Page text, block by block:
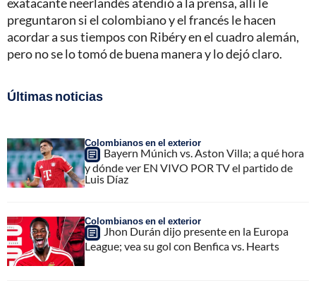
preguntaron si el colombiano y el francés le hacen
acordar a sus tiempos con Ribéry en el cuadro alemán,
pero no se lo tomó de buena manera y lo dejó claro.
Últimas noticias
Colombianos en el exterior
Bayern Múnich vs. Aston Villa; a qué hora
y dónde ver EN VIVO POR TV el partido de
Luis Díaz
Colombianos en el exterior
Jhon Durán dijo presente en la Europa
League; vea su gol con Benfica vs. Hearts